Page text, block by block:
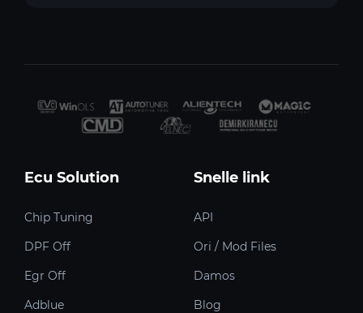
Ecu Solution
Chip Tuning
DPF Off
Egr Off
Adblue
Snelle link
API
Ori / Mod Files
Damos
Blog